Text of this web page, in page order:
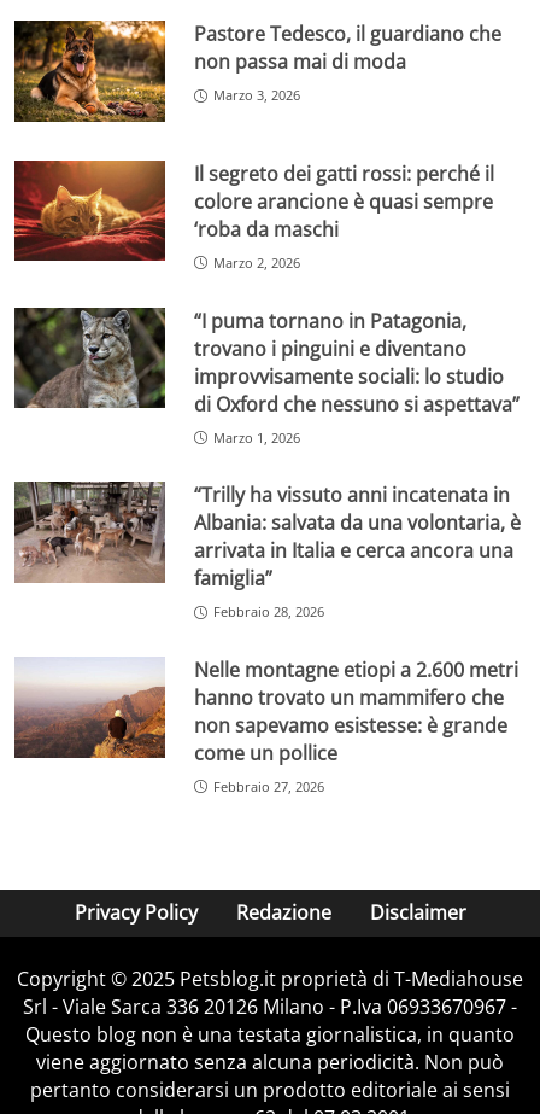
Pastore Tedesco, il guardiano che
non passa mai di moda
Marzo 3, 2026
Il segreto dei gatti rossi: perché il
colore arancione è quasi sempre
‘roba da maschi
Marzo 2, 2026
“I puma tornano in Patagonia,
trovano i pinguini e diventano
improvvisamente sociali: lo studio
di Oxford che nessuno si aspettava”
Marzo 1, 2026
“Trilly ha vissuto anni incatenata in
Albania: salvata da una volontaria, è
arrivata in Italia e cerca ancora una
famiglia”
Febbraio 28, 2026
Nelle montagne etiopi a 2.600 metri
hanno trovato un mammifero che
non sapevamo esistesse: è grande
come un pollice
Febbraio 27, 2026
Privacy Policy Redazione Disclaimer
Copyright © 2025 Petsblog.it proprietà di T-Mediahouse
Srl - Viale Sarca 336 20126 Milano - P.Iva 06933670967 -
Questo blog non è una testata giornalistica, in quanto
viene aggiornato senza alcuna periodicità. Non può
pertanto considerarsi un prodotto editoriale ai sensi